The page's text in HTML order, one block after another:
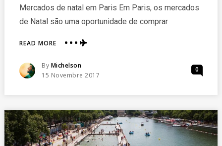
Mercados de natal em Paris Em Paris, os mercados
de Natal são uma oportunidade de comprar
READ MOREABOUT
DE
NATAL
Posted
By Michelson
Posted
15 Novembre 2017
0